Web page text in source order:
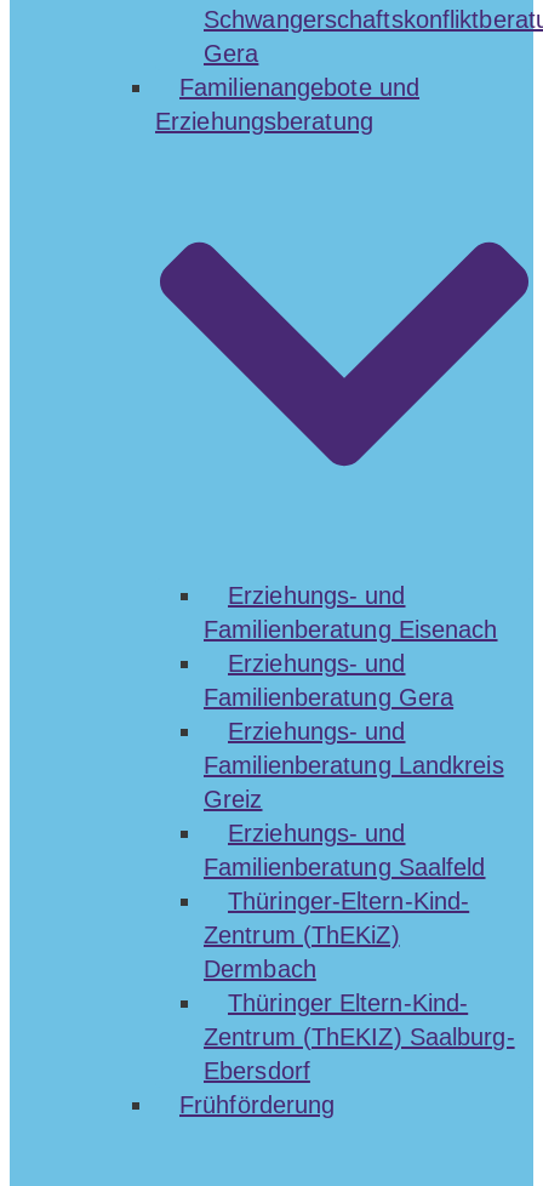
Gera
Familienangebote und
Erziehungsberatung
Erziehungs- und
Familienberatung Eisenach
Erziehungs- und
Familienberatung Gera
Erziehungs- und
Familienberatung Landkreis
Greiz
Erziehungs- und
Familienberatung Saalfeld
Thüringer-Eltern-Kind-
Zentrum (ThEKiZ)
Dermbach
Thüringer Eltern-Kind-
Zentrum (ThEKIZ) Saalburg-
Ebersdorf
Frühförderung